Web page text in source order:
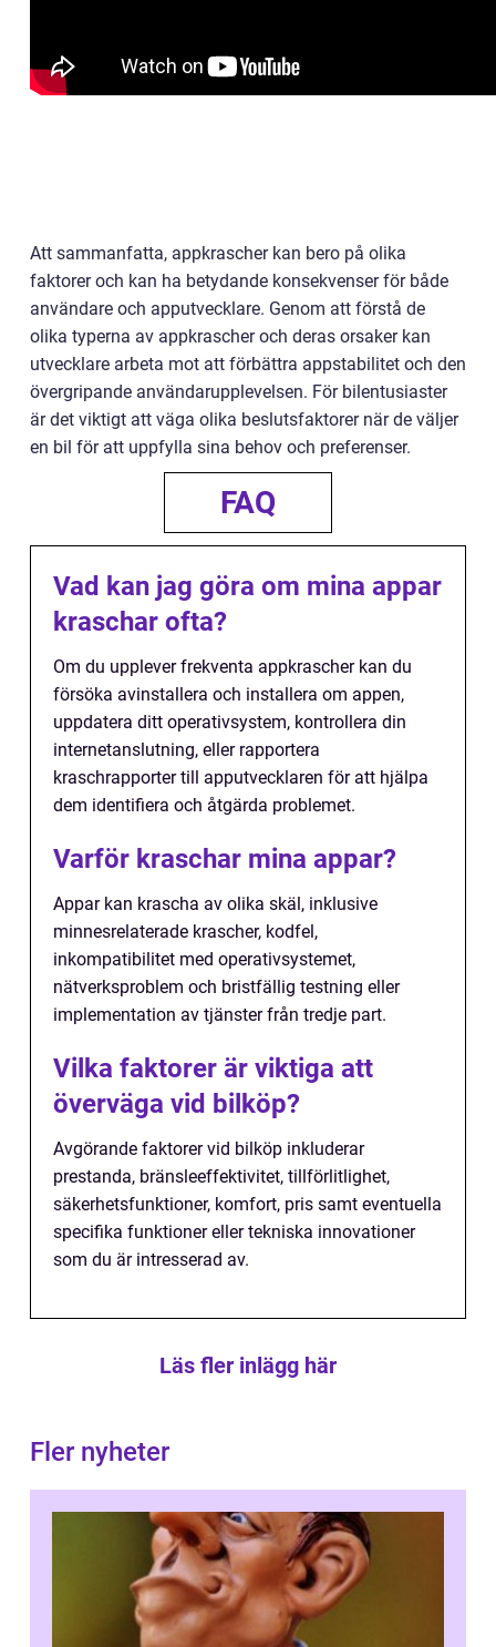
Att sammanfatta, appkrascher kan bero på olika
faktorer och kan ha betydande konsekvenser för både
användare och apputvecklare. Genom att förstå de
olika typerna av appkrascher och deras orsaker kan
utvecklare arbeta mot att förbättra appstabilitet och den
övergripande användarupplevelsen. För bilentusiaster
är det viktigt att väga olika beslutsfaktorer när de väljer
en bil för att uppfylla sina behov och preferenser.
FAQ
Vad kan jag göra om mina appar
kraschar ofta?
Om du upplever frekventa appkrascher kan du
försöka avinstallera och installera om appen,
uppdatera ditt operativsystem, kontrollera din
internetanslutning, eller rapportera
kraschrapporter till apputvecklaren för att hjälpa
dem identifiera och åtgärda problemet.
Varför kraschar mina appar?
Appar kan krascha av olika skäl, inklusive
minnesrelaterade krascher, kodfel,
inkompatibilitet med operativsystemet,
nätverksproblem och bristfällig testning eller
implementation av tjänster från tredje part.
Vilka faktorer är viktiga att
överväga vid bilköp?
Avgörande faktorer vid bilköp inkluderar
prestanda, bränsleeffektivitet, tillförlitlighet,
säkerhetsfunktioner, komfort, pris samt eventuella
specifika funktioner eller tekniska innovationer
som du är intresserad av.
Läs fler inlägg här
Fler nyheter